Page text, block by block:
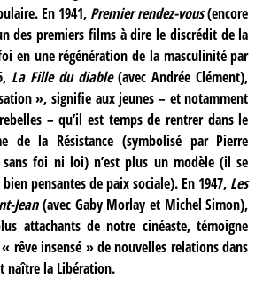
En 1941, Premier rendez-vous(encore
des premiers films à dire le discrédit de la
en une régénération de la masculinité par
La Fille du diable(avec Andrée Clément),
», signifie aux jeunes – et notamment
– qu’il est temps de rentrer dans le
de la Résistance (symbolisé par Pierre
sans foi ni loi) n’est plus un modèle (il se
pensantes de paix sociale). En 1947, Les
Jean(avec Gaby Morlay et Michel Simon),
attachants de notre cinéaste, témoigne
rêve insensé » de nouvelles relations dans
naître la Libération.